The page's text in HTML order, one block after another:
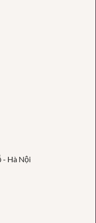
- Hà Nội